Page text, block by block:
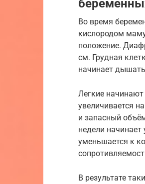
Во время
кислородом
положение.
см. Грудная
начинает
Легкие
увеличивается
и запасный
недели
уменьшается к
В результате